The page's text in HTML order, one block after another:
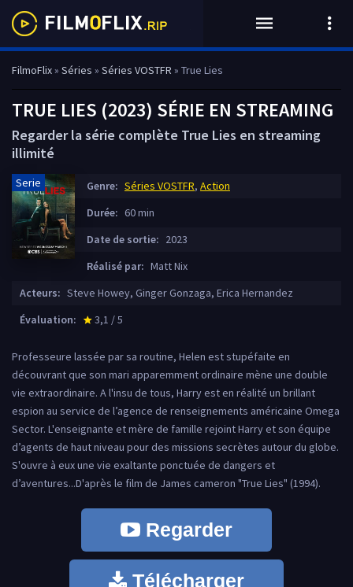
FilmoFlix» Séries » Séries VOSTFR » True Lies
TRUE LIES (2023) SÉRIE EN STREAMING
Regarder la série complète True Lies en streaming
illimité
Serie Genre: Séries VOSTFR, Action
Durée: 60 min
Date de sortie: 2023
Réalisé par: Matt Nix
Acteurs: Steve Howey, Ginger Gonzaga, Erica Hernandez
Évaluation:
star_rate
3,1 / 5
Professeure lassée par sa routine, Helen est stupéfaite en
découvrant que son mari apparemment ordinaire mène une double
vie extraordinaire. A l'insu de tous, Harry est en réalité un brillant
espion au service de l’agence de renseignements américaine Omega
Sector. L'enseignante et mère de famille rejoint Harry et son équipe
d’agents de haut niveau pour des missions secrètes autour du globe.
S'ouvre à eux une vie exaltante ponctuée de dangers et
d’aventures...D'après le film de James cameron "True Lies" (1994).
Regarder
Télécharger